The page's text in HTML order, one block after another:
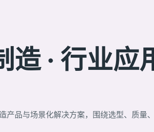
· 行业应
产品与场景化解决方案，围绕选型、质量